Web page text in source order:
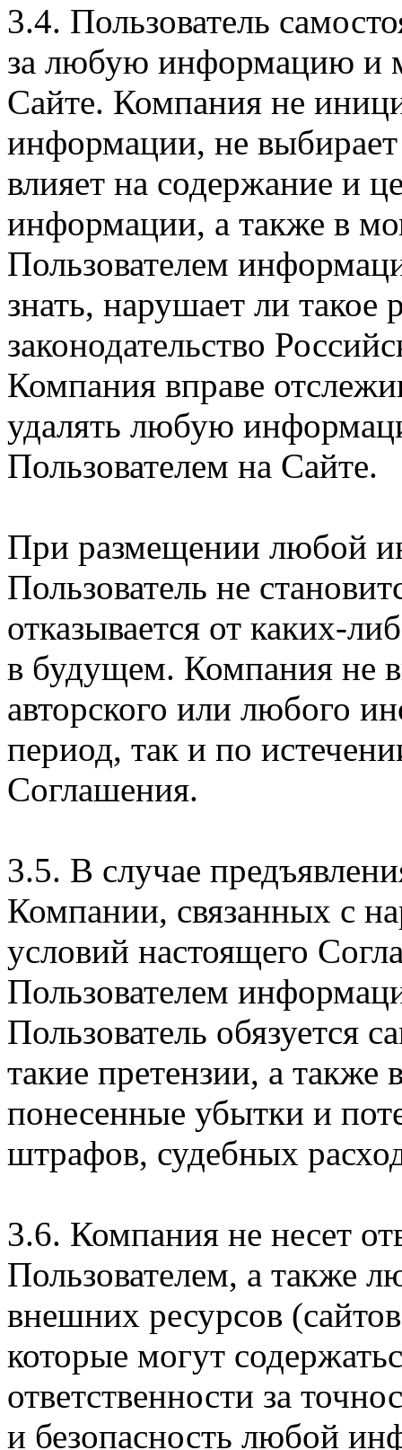
3.4. Пользователь
за любую информацию и
Сайте. Компания не
информации, не
влияет на содержание и
информации, а также в
Пользователем
знать, нарушает ли
законодательство
Компания вправе
удалять любую
Пользователем на Сайте.
При размещении любой
Пользователь не
отказывается от каких-
в будущем. Компания не
авторского или любого
период, так и по
Соглашения.
3.5. В случае
Компании, связанных с
условий настоящего
Пользователем
Пользователь обязуется
такие претензии, а также
понесенные убытки и
штрафов, судебных
3.6. Компания не несет
Пользователем, а также
внешних ресурсов
которые могут
ответственности за
и безопасность любой